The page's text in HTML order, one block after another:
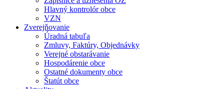
Hlavný kontrolór obce
VZN
Zverejňovanie
Úradná tabuľa
Zmluvy, Faktúry, Objednávky
Verejné obstarávanie
Hospodárenie obce
Ostatné dokumenty obce
Štatút obce